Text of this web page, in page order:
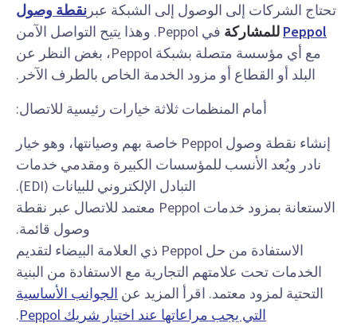
تحتاج الشركات إلى الوصول إلى الشبكة عبر نقطة وصول
Peppol للمشاركة في Peppol
. وهذا يتيح التواصل الآمن
مع أي مؤسسة متصلة بشبكة Peppol، بغض النظر عن
البلد أو القطاع أو مزود الخدمة الخاص بالطرف الآخر.
أمام المنظمات ثلاثة خيارات رئيسية للاتصال:
إنشاء نقطة وصول Peppol خاصة بهم وصيانتها، وهو خيار
نادر ويُعد الأنسب للمؤسسات الكبيرة ومقدمي خدمات
التبادل الإلكتروني للبيانات (EDI).
الاستعانة بمزود خدمات Peppol معتمد للاتصال عبر نقطة
وصول قائمة.
الاستفادة من حل Peppol ذي العلامة البيضاء لتقديم
الخدمات تحت علامتهم التجارية مع الاستفادة من البنية
التحتية لمزود معتمد. اقرأ المزيد عن الجوانب الأساسية
التي يجب مراعاتها عند اختيار شريك Peppol
.